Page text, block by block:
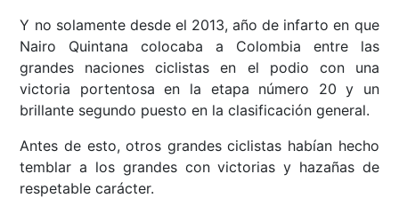
Y no solamente desde el 2013, año de infarto en que
Nairo Quintana colocaba a Colombia entre las
grandes naciones ciclistas en el podio con una
victoria portentosa en la etapa número 20 y un
brillante segundo puesto en la clasificación general.
Antes de esto, otros grandes ciclistas habían hecho
temblar a los grandes con victorias y hazañas de
respetable carácter.